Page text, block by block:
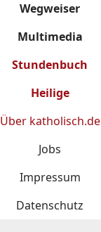
Wegweiser
Multimedia
Stundenbuch
Heilige
Über katholisch.de
Jobs
Impressum
Datenschutz